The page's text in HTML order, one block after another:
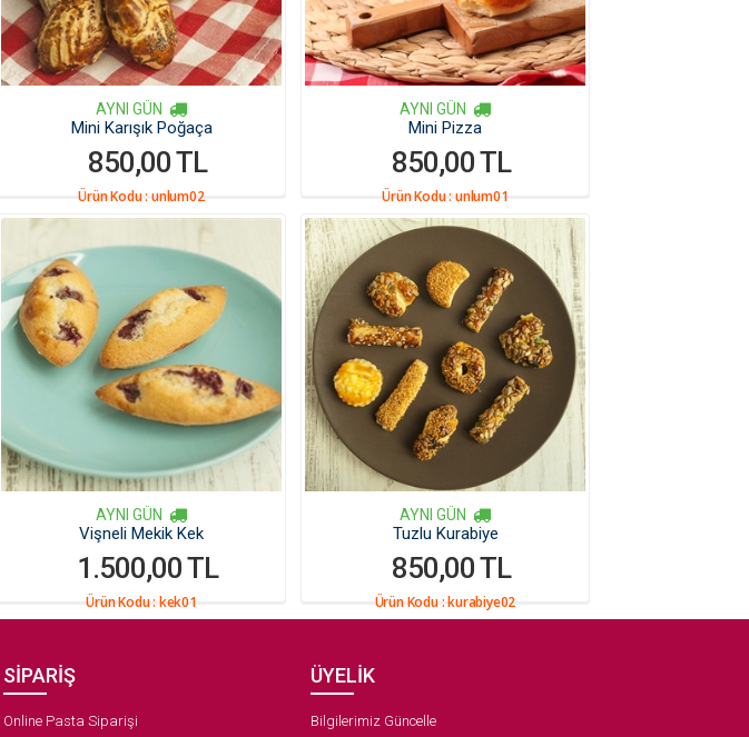
AYNI GÜN
Mini Karışık Poğaça
850,00 TL
Ürün Kodu : unlum02
AYNI GÜN
Mini Pizza
850,00 TL
Ürün Kodu : unlum01
AYNI GÜN
Vişneli Mekik Kek
1.500,00 TL
Ürün Kodu : kek01
AYNI GÜN
Tuzlu Kurabiye
850,00 TL
Ürün Kodu :kurabiye02
SİPARİŞ
Online Pasta Siparişi
ÜYELİK
Bilgilerimiz Güncelle